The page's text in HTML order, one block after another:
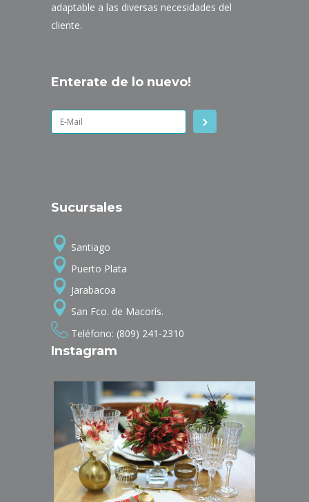
adaptable a las diversas necesidades del
cliente.
Enterate de lo nuevo!
Sucursales
Santiago
Puerto Plata
Jarabacoa
San Fco. de Macorís.
Teléfono: (809) 241-2310
Instagram